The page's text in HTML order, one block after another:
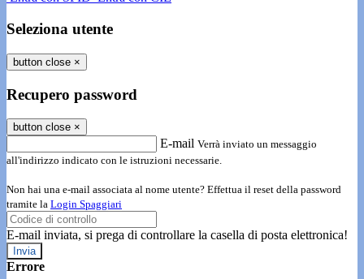
Seleziona utente
button close ×
Recupero password
button close ×
E-mail Verrà inviato un messaggio
all'indirizzo indicato con le istruzioni necessarie.
Non hai una e-mail associata al nome utente? Effettua il reset della password
tramite la Login Spaggiari
E-mail inviata, si prega di controllare la casella di posta elettronica!
Errore